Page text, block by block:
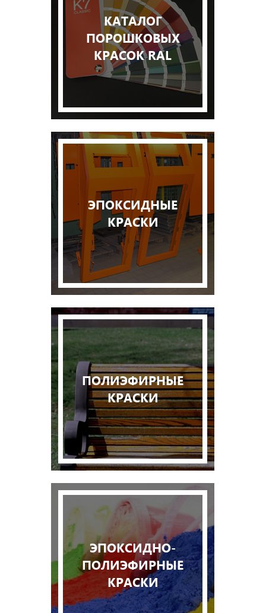
КАТАЛОГ
ПОРОШКОВЫХ
КРАСОК RAL
ЭПОКСИДНЫЕ
КРАСКИ
ПОЛИЭФИРНЫЕ
КРАСКИ
ЭПОКСИДНО-
ПОЛИЭФИРНЫЕ
КРАСКИ